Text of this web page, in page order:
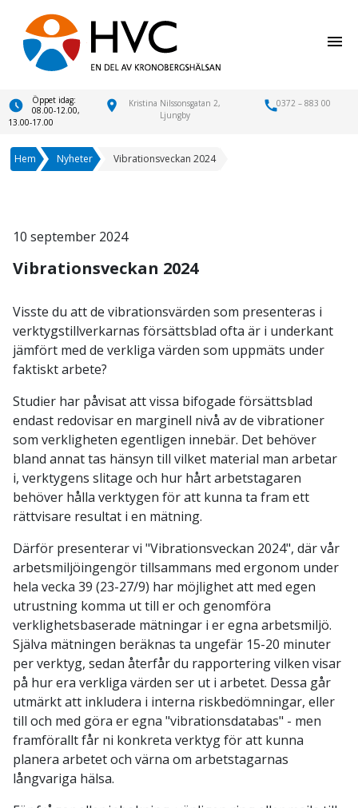
menu
Öppet idag:
08.00-12.00,
13.00-17.00
location_on
Kristina Nilssonsgatan 2,
Ljungby
call0372 – 883 00
Hem Nyheter Vibrationsveckan 2024
10 september 2024
Vibrationsveckan 2024
Visste du att de vibrationsvärden som presenteras i
verktygstillverkarnas försättsblad ofta är i underkant
jämfört med de verkliga värden som uppmäts under
faktiskt arbete?
Studier har påvisat att vissa bifogade försättsblad
endast redovisar en marginell nivå av de vibrationer
som verkligheten egentligen innebär. Det behöver
bland annat tas hänsyn till vilket material man arbetar
i, verktygens slitage och hur hårt arbetstagaren
behöver hålla verktygen för att kunna ta fram ett
rättvisare resultat i en mätning.
Därför presenterar vi "Vibrationsveckan 2024", där vår
arbetsmiljöingengör tillsammans med ergonom under
hela vecka 39 (23-27/9) har möjlighet att med egen
utrustning komma ut till er och genomföra
verklighetsbaserade mätningar i er egna arbetsmiljö.
Själva mätningen beräknas ta ungefär 15-20 minuter
per verktyg, sedan återfår du rapportering vilken visar
på hur era verkliga värden ser ut i arbetet. Dessa går
utmärkt att inkludera i interna riskbedömningar, eller
till och med göra er egna "vibrationsdatabas" - men
framförallt får ni konkreta verktyg för att kunna
planera arbetet och värna om arbetstagarnas
långvariga hälsa.